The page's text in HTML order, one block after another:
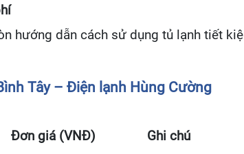
hướng dẫn cách sử dụng tủ lạnh tiết
Tây – Điện lạnh Hùng Cường
Đơn giá (VNĐ)
Ghi chú